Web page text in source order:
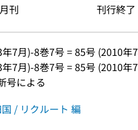
月刊 刊行終了
7月)-8巻7号 = 85号 (2010年
7月)-8巻7号 = 85号 (2010年
号による
/ リクルート 編